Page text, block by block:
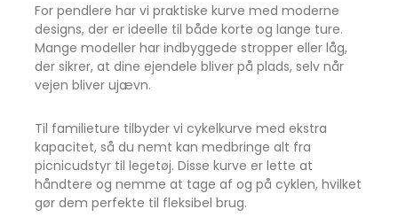
For pendlere har vi praktiske kurve med moderne
designs, der er ideelle til både korte og lange ture.
Mange modeller har indbyggede stropper eller låg,
der sikrer, at dine ejendele bliver på plads, selv når
vejen bliver ujævn.
Til familieture tilbyder vi cykelkurve med ekstra
kapacitet, så du nemt kan medbringe alt fra
picnicudstyr til legetøj. Disse kurve er lette at
håndtere og nemme at tage af og på cyklen, hvilket
gør dem perfekte til fleksibel brug.